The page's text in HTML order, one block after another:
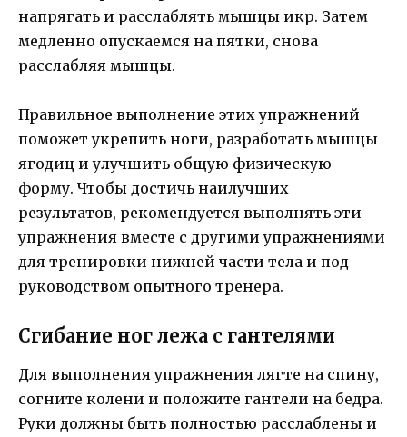
напрягать и расслаблять мышцы икр. Затем
медленно опускаемся на пятки, снова
расслабляя мышцы.
Правильное выполнение этих упражнений
поможет укрепить ноги, разработать мышцы
ягодиц и улучшить общую физическую
форму. Чтобы достичь наилучших
результатов, рекомендуется выполнять эти
упражнения вместе с другими упражнениями
для тренировки нижней части тела и под
руководством опытного тренера.
Сгибание ног лежа с гантелями
Для выполнения упражнения лягте на спину,
согните колени и положите гантели на бедра.
Руки должны быть полностью расслаблены и